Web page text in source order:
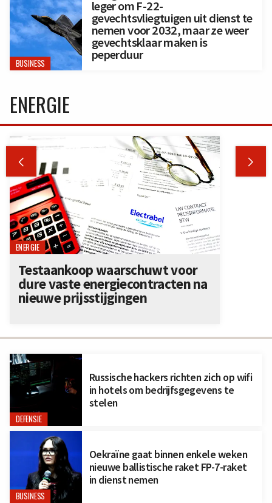
BUSINESS
leger om F-22-
gevechtsvliegtuigen uit dienst te
nemen voor 2032, maar ze weer
gevechtsklaar maken is
peperduur
DEFENSIE
Russische hackers richten zich op wifi
in hotels om bedrijfsgegevens te
stelen
BUSINESS
Oekraïne gaat binnen enkele weken
nieuwe ballistische raket FP-7-raket
in dienst nemen
ENERGIE
 
ENERGIE
Testaankoop waarschuwt voor
dure vaste energiecontracten na
nieuwe prijsstijgingen